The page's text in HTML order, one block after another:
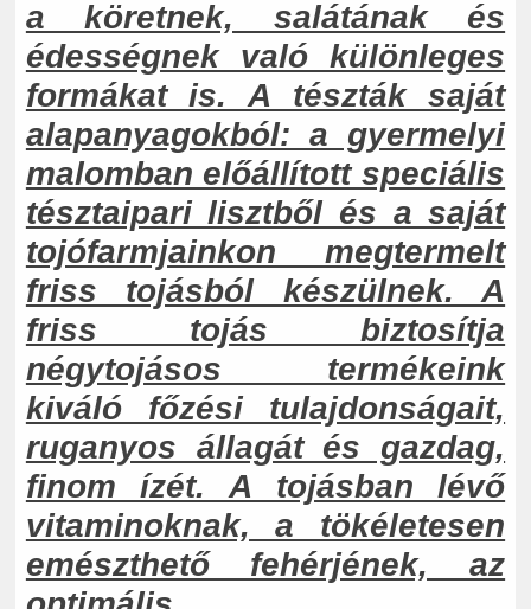
a köretnek, salátának és
édességnek való különleges
formákat is. A tészták saját
alapanyagokból: a gyermelyi
malomban előállított speciális
tésztaipari lisztből és a saját
tojófarmjainkon megtermelt
friss tojásból készülnek. A
friss tojás biztosítja
négytojásos termékeink
kiváló főzési tulajdonságait,
ruganyos állagát és gazdag,
finom ízét. A tojásban lévő
vitaminoknak, a tökéletesen
emészthető fehérjének, az